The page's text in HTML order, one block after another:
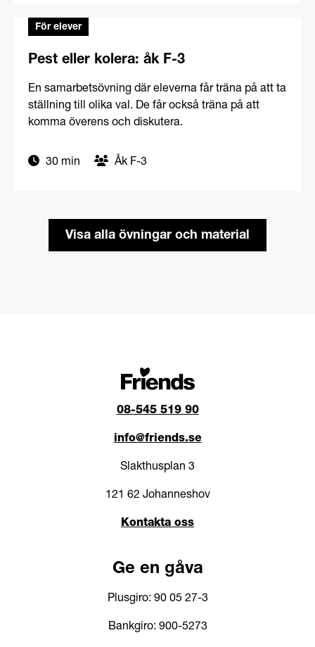
För elever
Pest eller kolera: åk F-3
En samarbetsövning där eleverna får träna på att ta
ställning till olika val. De får också träna på att
komma överens och diskutera.
30 min Åk F-3
Visa alla övningar och material
08-545 519 90
info@friends.se
Slakthusplan 3
121 62 Johanneshov
Kontakta oss
Ge en gåva
Plusgiro: 90 05 27-3
Bankgiro: 900-5273